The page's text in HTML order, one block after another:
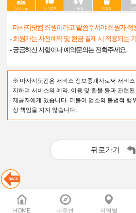
신규오픈 인기업체 커플실 개인실 단
-마사지닷컴 회원이라고 말씀주셔야 회원가 적
-회원가는 사전예약 및 현금 결제 시 적용되는
- 궁금하신 사항이나 예약문의는 전화주세요.
※ 마사지닷컴은 서비스 정보중개자로써 서비
지하며 서비스의 예약, 이용 및 환불 등과 관련
제공자에게 있습니다. 더불어 업소의 불법적 행
상 책임을 지지 않습니다.
뒤로가기
HOME 내주변 지역별